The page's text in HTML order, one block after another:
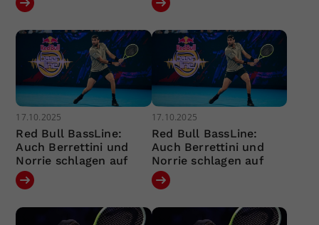
17.10.2025
Red Bull BassLine:
Auch Berrettini und
Norrie schlagen auf
17.10.2025
Red Bull BassLine:
Auch Berrettini und
Norrie schlagen auf